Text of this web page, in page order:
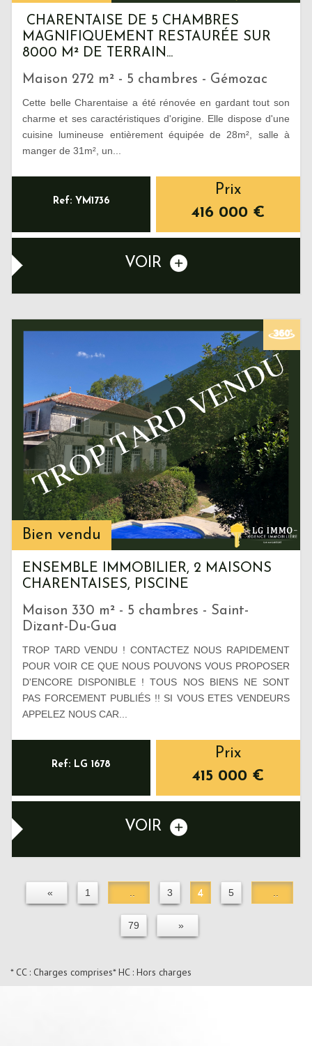
CHARENTAISE DE 5 CHAMBRES
MAGNIFIQUEMENT RESTAURÉE SUR
8000 M² DE TERRAIN...
Maison 272 m² - 5 chambres - Gémozac
Cette belle Charentaise a été rénovée en gardant tout son
charme et ses caractéristiques d'origine. Elle dispose d'une
cuisine lumineuse entièrement équipée de 28m², salle à
manger de 31m², un...
Ref: YM1736
Prix
416 000 €
VOIR
Bien vendu
ENSEMBLE IMMOBILIER, 2 MAISONS
CHARENTAISES, PISCINE
Maison 330 m² - 5 chambres - Saint-
Dizant-Du-Gua
TROP TARD VENDU ! CONTACTEZ NOUS RAPIDEMENT
POUR VOIR CE QUE NOUS POUVONS VOUS PROPOSER
D'ENCORE DISPONIBLE ! TOUS NOS BIENS NE SONT
PAS FORCEMENT PUBLIÉS !! SI VOUS ETES VENDEURS
APPELEZ NOUS CAR...
Ref: LG 1678
Prix
415 000 €
VOIR
« 1 .. 3 4 5 ..
79 »
* CC : Charges comprises* HC : Hors charges